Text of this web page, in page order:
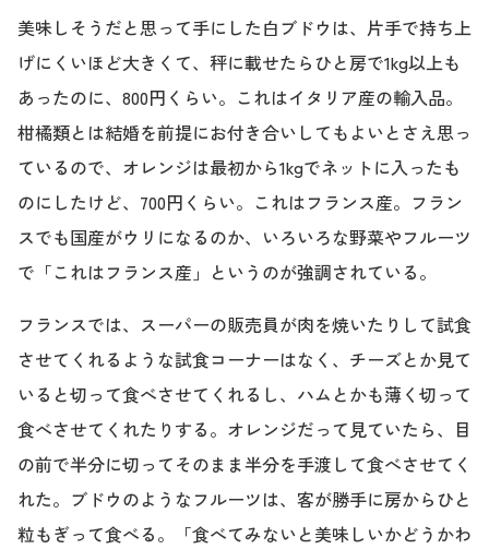
美味しそうだと思って手にした白ブドウは、片手で持ち上
げにくいほど大きくて、秤に載せたらひと房で1kg以上も
あったのに、800円くらい。これはイタリア産の輸入品。
柑橘類とは結婚を前提にお付き合いしてもよいとさえ思っ
ているので、オレンジは最初から1kgでネットに入ったも
のにしたけど、700円くらい。これはフランス産。フラン
スでも国産がウリになるのか、いろいろな野菜やフルーツ
で「これはフランス産」というのが強調されている。
フランスでは、スーパーの販売員が肉を焼いたりして試食
させてくれるような試食コーナーはなく、チーズとか見て
いると切って食べさせてくれるし、ハムとかも薄く切って
食べさせてくれたりする。オレンジだって見ていたら、目
の前で半分に切ってそのまま半分を手渡して食べさせてく
れた。ブドウのようなフルーツは、客が勝手に房からひと
粒もぎって食べる。「食べてみないと美味しいかどうかわ